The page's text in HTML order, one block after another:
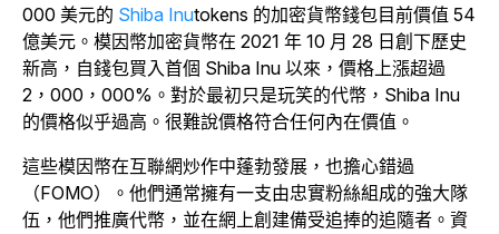
000 美元的 Shiba Inutokens 的加密貨幣錢包目前價值 54
億美元。模因幣加密貨幣在 2021 年 10 月 28 日創下歷史
新高，自錢包買入首個 Shiba Inu 以來，價格上漲超過
2，000，000%。對於最初只是玩笑的代幣，Shiba Inu
的價格似乎過高。很難說價格符合任何內在價值。
這些模因幣在互聯網炒作中蓬勃發展，也擔心錯過
（FOMO）。他們通常擁有一支由忠實粉絲組成的強大隊
伍，他們推廣代幣，並在網上創建備受追捧的追隨者。資